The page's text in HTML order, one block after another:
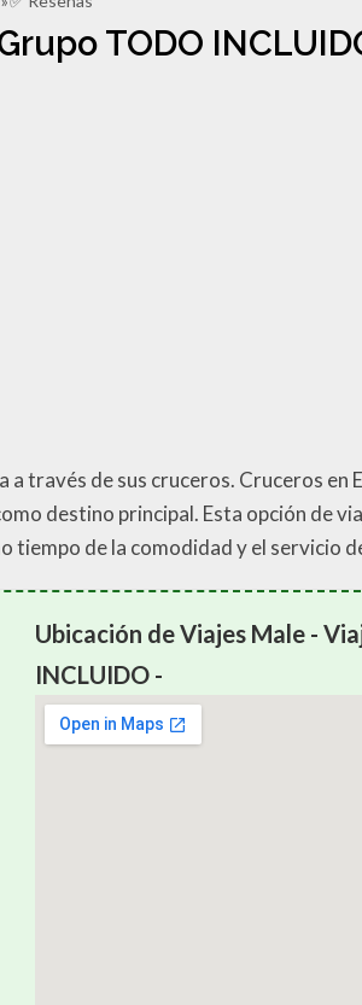
TODO
través de sus cruceros. Cruceros en
destino principal. Esta opción de
de la comodidad y el servicio
Ubicación de Viajes Male -
INCLUIDO -